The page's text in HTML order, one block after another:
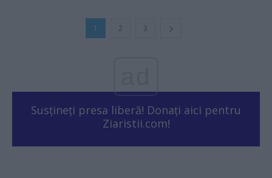
1 2 3
Susțineți presa liberă! Donați aici pentru
Ziaristii.com!